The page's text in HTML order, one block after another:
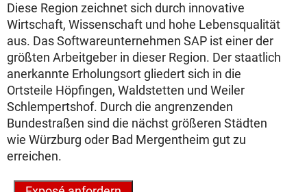
Diese Region zeichnet sich durch innovative
Wirtschaft, Wissenschaft und hohe Lebensqualität
aus. Das Softwareunternehmen SAP ist einer der
größten Arbeitgeber in dieser Region. Der staatlich
anerkannte Erholungsort gliedert sich in die
Ortsteile Höpfingen, Waldstetten und Weiler
Schlempertshof. Durch die angrenzenden
Bundestraßen sind die nächst größeren Städten
wie Würzburg oder Bad Mergentheim gut zu
erreichen.